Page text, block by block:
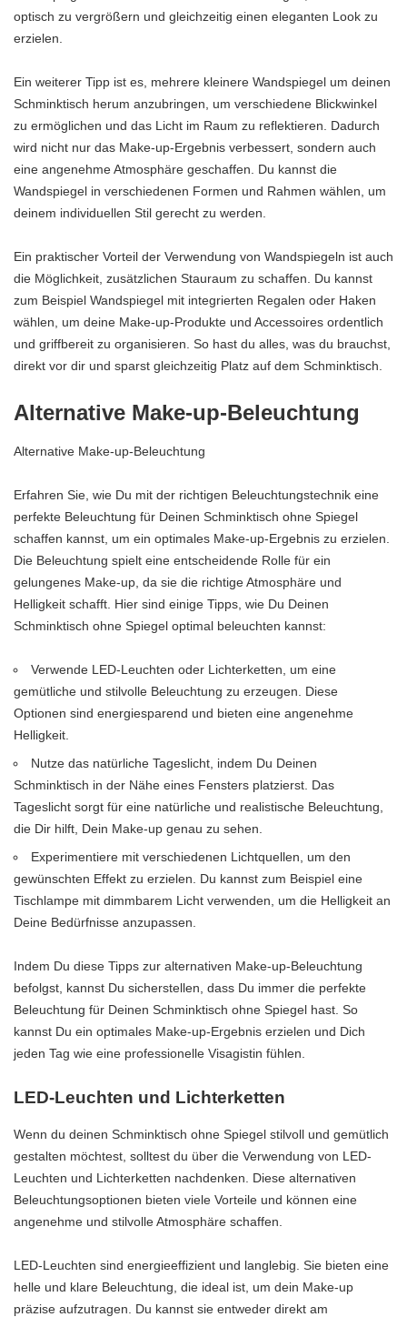
optisch zu vergrößern und gleichzeitig einen eleganten Look zu
erzielen.
Ein weiterer Tipp ist es, mehrere kleinere Wandspiegel um deinen
Schminktisch herum anzubringen, um verschiedene Blickwinkel
zu ermöglichen und das Licht im Raum zu reflektieren. Dadurch
wird nicht nur das Make-up-Ergebnis verbessert, sondern auch
eine angenehme Atmosphäre geschaffen. Du kannst die
Wandspiegel in verschiedenen Formen und Rahmen wählen, um
deinem individuellen Stil gerecht zu werden.
Ein praktischer Vorteil der Verwendung von Wandspiegeln ist auch
die Möglichkeit, zusätzlichen Stauraum zu schaffen. Du kannst
zum Beispiel Wandspiegel mit integrierten Regalen oder Haken
wählen, um deine Make-up-Produkte und Accessoires ordentlich
und griffbereit zu organisieren. So hast du alles, was du brauchst,
direkt vor dir und sparst gleichzeitig Platz auf dem Schminktisch.
Alternative Make-up-Beleuchtung
Alternative Make-up-Beleuchtung
Erfahren Sie, wie Du mit der richtigen Beleuchtungstechnik eine
perfekte Beleuchtung für Deinen Schminktisch ohne Spiegel
schaffen kannst, um ein optimales Make-up-Ergebnis zu erzielen.
Die Beleuchtung spielt eine entscheidende Rolle für ein
gelungenes Make-up, da sie die richtige Atmosphäre und
Helligkeit schafft. Hier sind einige Tipps, wie Du Deinen
Schminktisch ohne Spiegel optimal beleuchten kannst:
Verwende LED-Leuchten oder Lichterketten, um eine
gemütliche und stilvolle Beleuchtung zu erzeugen. Diese
Optionen sind energiesparend und bieten eine angenehme
Helligkeit.
Nutze das natürliche Tageslicht, indem Du Deinen
Schminktisch in der Nähe eines Fensters platzierst. Das
Tageslicht sorgt für eine natürliche und realistische Beleuchtung,
die Dir hilft, Dein Make-up genau zu sehen.
Experimentiere mit verschiedenen Lichtquellen, um den
gewünschten Effekt zu erzielen. Du kannst zum Beispiel eine
Tischlampe mit dimmbarem Licht verwenden, um die Helligkeit an
Deine Bedürfnisse anzupassen.
Indem Du diese Tipps zur alternativen Make-up-Beleuchtung
befolgst, kannst Du sicherstellen, dass Du immer die perfekte
Beleuchtung für Deinen Schminktisch ohne Spiegel hast. So
kannst Du ein optimales Make-up-Ergebnis erzielen und Dich
jeden Tag wie eine professionelle Visagistin fühlen.
LED-Leuchten und Lichterketten
Wenn du deinen Schminktisch ohne Spiegel stilvoll und gemütlich
gestalten möchtest, solltest du über die Verwendung von LED-
Leuchten und Lichterketten nachdenken. Diese alternativen
Beleuchtungsoptionen bieten viele Vorteile und können eine
angenehme und stilvolle Atmosphäre schaffen.
LED-Leuchten sind energieeffizient und langlebig. Sie bieten eine
helle und klare Beleuchtung, die ideal ist, um dein Make-up
präzise aufzutragen. Du kannst sie entweder direkt am